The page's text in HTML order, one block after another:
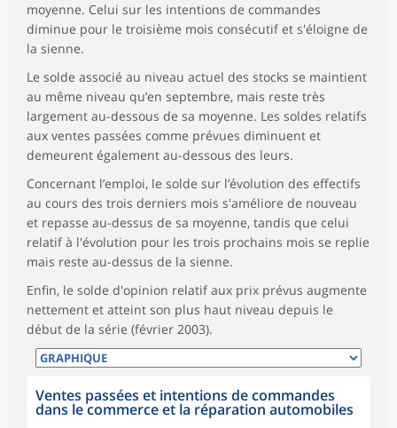
moyenne. Celui sur les intentions de commandes
diminue pour le troisième mois consécutif et s'éloigne de
la sienne.
Le solde associé au niveau actuel des stocks se maintient
au même niveau qu’en septembre, mais reste très
largement au-dessous de sa moyenne. Les soldes relatifs
aux ventes passées comme prévues diminuent et
demeurent également au-dessous des leurs.
Concernant l’emploi, le solde sur l’évolution des effectifs
au cours des trois derniers mois s'améliore de nouveau
et repasse au-dessus de sa moyenne, tandis que celui
relatif à l'évolution pour les trois prochains mois se replie
mais reste au-dessus de la sienne.
Enfin, le solde d'opinion relatif aux prix prévus augmente
nettement et atteint son plus haut niveau depuis le
début de la série (février 2003).
Ventes passées et intentions de commandes
dans le commerce et la réparation automobiles